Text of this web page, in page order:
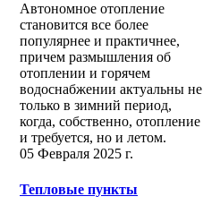
Автономное отопление
становится все более
популярнее и практичнее,
причем размышления об
отоплении и горячем
водоснабжении актуальны не
только в зимний период,
когда, собственно, отопление
и требуется, но и летом.
05 Февраля 2025 г.
Тепловые пункты